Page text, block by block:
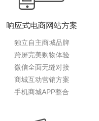
响应式电商网站方案
独立自主商城品牌
跨屏完美购物体验
微信全面无缝对接
商城互动营销方案
手机商城APP整合